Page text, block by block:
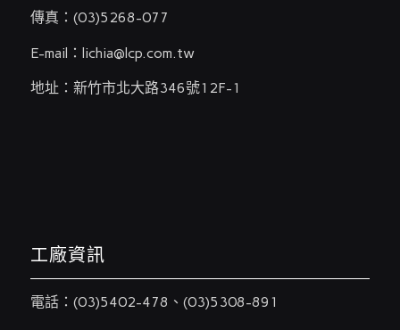
傳真：(03)5268-077
E-mail： lichia@lcp.com.tw
地址：新竹市北大路346號12F-1
工廠資訊
電話： (03)5402-478 、 (03)5308-891